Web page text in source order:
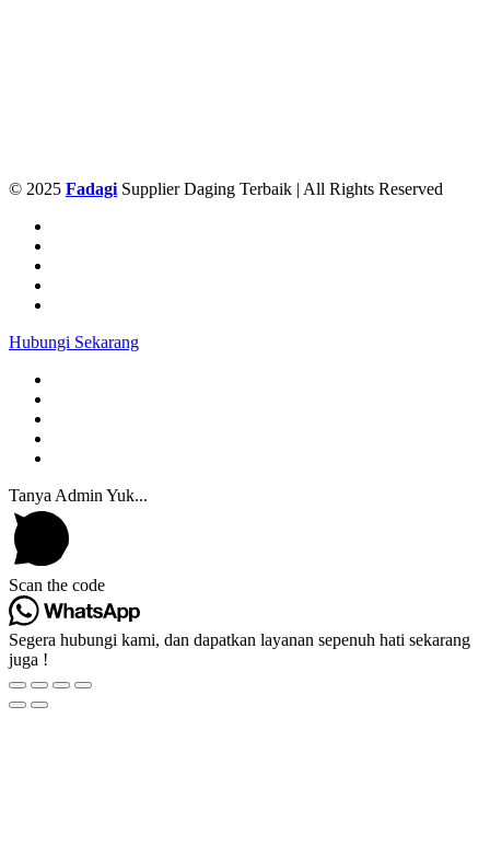
© 2025 Fadagi Supplier Daging Terbaik | All Rights Reserved
Hubungi Sekarang
Tanya Admin Yuk...
Scan the code
Segera hubungi kami, dan dapatkan layanan sepenuh hati sekarang
juga !